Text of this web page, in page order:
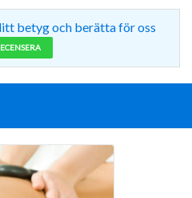
betyg och berätta för oss